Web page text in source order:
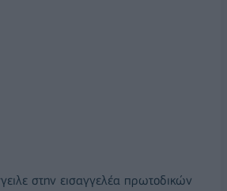
στην εισαγγελέα πρωτοδικών